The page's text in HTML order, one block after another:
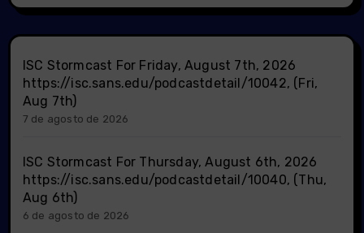
ISC Stormcast For Friday, August 7th, 2026
https://isc.sans.edu/podcastdetail/10042, (Fri,
Aug 7th)
7 de agosto de 2026
ISC Stormcast For Thursday, August 6th, 2026
https://isc.sans.edu/podcastdetail/10040, (Thu,
Aug 6th)
6 de agosto de 2026